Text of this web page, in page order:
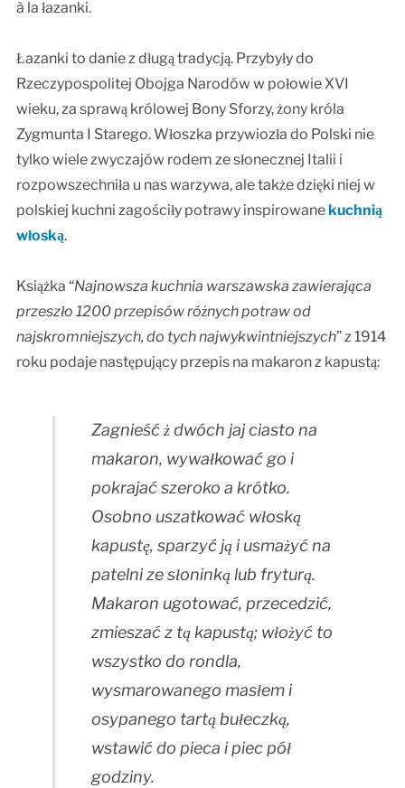
à la łazanki.
Łazanki to danie z długą tradycją. Przybyły do ​​
Rzeczypospolitej Obojga Narodów w połowie XVI
wieku, za sprawą królowej Bony Sforzy, żony króla
Zygmunta I Starego. Włoszka przywiozła do Polski nie
tylko wiele zwyczajów rodem ze słonecznej Italii i
rozpowszechniła u nas warzywa, ale także dzięki niej w
polskiej kuchni zagościły potrawy inspirowane kuchnią
włoską.
Książka “Najnowsza kuchnia warszawska zawierająca
przeszło 1200 przepisów różnych potraw od
najskromniejszych, do tych najwykwintniejszych” z 1914
roku podaje następujący przepis na makaron z kapustą:
Zagnieść ż dwóch jaj ciasto na
makaron, wywałkować go i
pokrajać szeroko a krótko.
Osobno uszatkować włoską
kapustę, sparzyć ją i usmażyć na
patelni ze słoninką lub fryturą.
Makaron ugotować, przecedzić,
zmieszać z tą kapustą; włożyć to
wszystko do rondla,
wysmarowanego masłem i
osypanego tartą bułeczką,
wstawić do pieca i piec pół
godziny.